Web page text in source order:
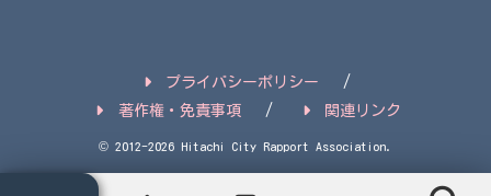
プライバシーポリシー
著作権・免責事項
関連リンク
© 2012-2026 Hitachi City Rapport Association.